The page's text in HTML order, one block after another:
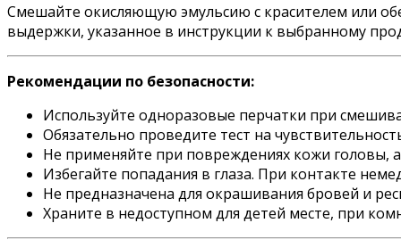
Смешайте окисляющую эмульсию с красителем или
выдержки, указанное в инструкции к выбранному
Рекомендации по безопасности:
Используйте одноразовые перчатки при
Обязательно проведите тест на
Не применяйте при повреждениях кожи головы,
Избегайте попадания в глаза. При контакте
Не предназначена для окрашивания бровей и
Храните в недоступном для детей месте, при